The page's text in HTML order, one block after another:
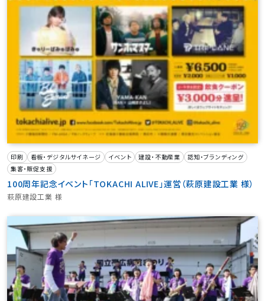
印刷 看板・デジタルサイネージ イベント 建設・不動産業
認知・ブランディング
集客・販促支援
100周年記念イベント「TOKACHI ALIVE」運営（萩原建設工業 様）
萩原建設工業 様